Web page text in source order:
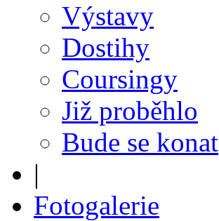
Výstavy
Dostihy
Coursingy
Již proběhlo
Bude se konat
|
Fotogalerie